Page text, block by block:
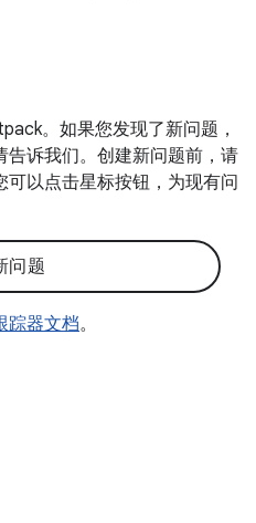
。如果您发现了新问题，
诉我们。创建新问题前，请
可以点击星标按钮，为现有问
问题
踪器文档。